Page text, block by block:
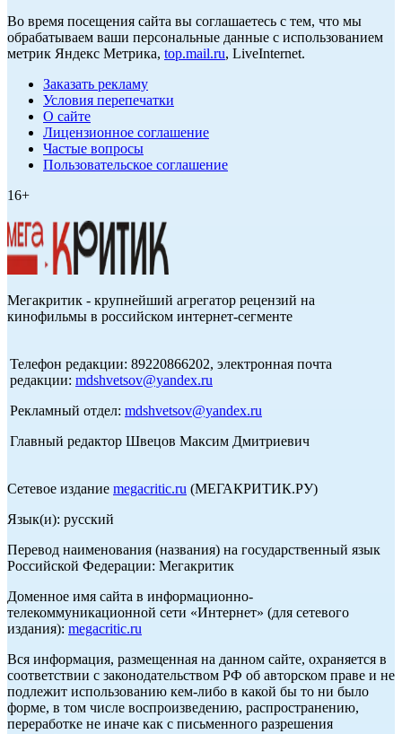
Во время посещения сайта вы соглашаетесь с тем, что мы
обрабатываем ваши персональные данные с использованием
метрик Яндекс Метрика, top.mail.ru, LiveInternet.
Заказать рекламу
Условия перепечатки
О сайте
Лицензионное соглашение
Частые вопросы
Пользовательское соглашение
16+
Мегакритик - крупнейший агрегатор рецензий на
кинофильмы в российском интернет-сегменте
Телефон редакции: 89220866202, электронная почта
редакции: mdshvetsov@yandex.ru
Рекламный отдел: mdshvetsov@yandex.ru
Главный редактор Швецов Максим Дмитриевич
Сетевое издание megacritic.ru (МЕГАКРИТИК.РУ)
Язык(и): русский
Перевод наименования (названия) на государственный язык
Российской Федерации: Мегакритик
Доменное имя сайта в информационно-
телекоммуникационной сети «Интернет» (для сетевого
издания): megacritic.ru
Вся информация, размещенная на данном сайте, охраняется в
соответствии с законодательством РФ об авторском праве и не
подлежит использованию кем-либо в какой бы то ни было
форме, в том числе воспроизведению, распространению,
переработке не иначе как с письменного разрешения